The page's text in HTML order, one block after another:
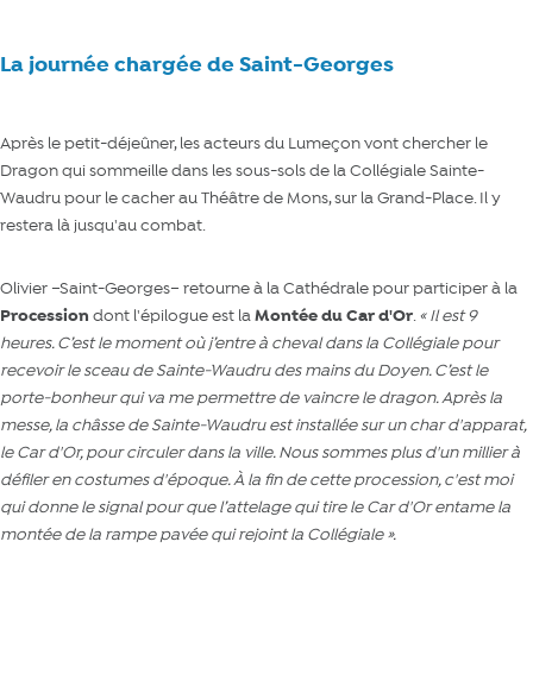
La journée chargée de Saint-Georges
Après le petit-déjeûner, les acteurs du Lumeçon vont chercher le
Dragon qui sommeille dans les sous-sols de la Collégiale Sainte-
Waudru pour le cacher au Théâtre de Mons, sur la Grand-Place. Il y
restera là jusqu'au combat.
Olivier –Saint-Georges– retourne à la Cathédrale pour participer à la
Procession dont l'épilogue est laMontée du Car d'Or.« Il est 9
heures. C’est le moment où j’entre à cheval dans la Collégiale pour
recevoir le sceau de Sainte-Waudru des mains du Doyen. C’est le
porte-bonheur qui va me permettre de vaincre le dragon. Après la
messe, la châsse de Sainte-Waudru est installée sur un char d'apparat,
le Car d'Or, pour circuler dans la ville. Nous sommes plus d'un millier à
défiler en costumes d'époque. À la fin de cette procession, c'est moi
qui donne le signal pour que l’attelage qui tire le Car d'Or entame la
montée de la rampe pavée qui rejoint la Collégiale ».